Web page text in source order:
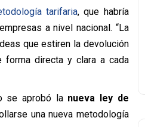
tarifaria, que habría
a nivel nacional. “La
que estiren la devolución
directa y clara a cada
se aprobó la nueva ley de
una nueva metodología